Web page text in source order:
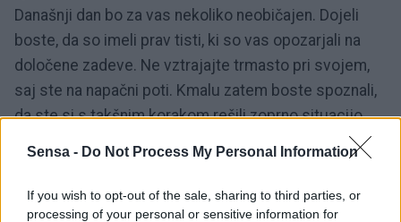
Sensa - Do Not Process My Personal Information
If you wish to opt-out of the sale, sharing to third parties, or
processing of your personal or sensitive information for
Današnji dan bo za vas nekoliko neobičajen. Dojeli
boste, da so imeli prav tisti, ki so vas opozarjali na
določene zadeve. Ne vztrajajte trmasto pri svojem,
saj ste na napačni poti. Kmalu zatem boste spoznali,
da ste si s takšnim korakom rešili zoprno situacijo.
Kariera in denar
Dovolite si dan doživeti kot izziv, za nove ideje, za
pogovore, za preskok, da vedno bolj prihajate do